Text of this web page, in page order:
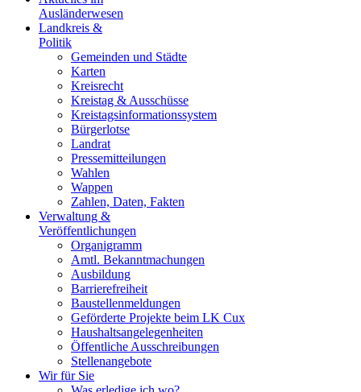
Ausländerwesen
Landkreis &
Politik
Gemeinden und Städte
Karten
Kreisrecht
Kreistag & Ausschüsse
Kreistagsinformationssystem
Bürgerlotse
Landrat
Pressemitteilungen
Wahlen
Wappen
Zahlen, Daten, Fakten
Verwaltung &
Veröffentlichungen
Organigramm
Amtl. Bekanntmachungen
Ausbildung
Barrierefreiheit
Baustellenmeldungen
Geförderte Projekte beim LK Cux
Haushaltsangelegenheiten
Öffentliche Ausschreibungen
Stellenangebote
Wir für Sie